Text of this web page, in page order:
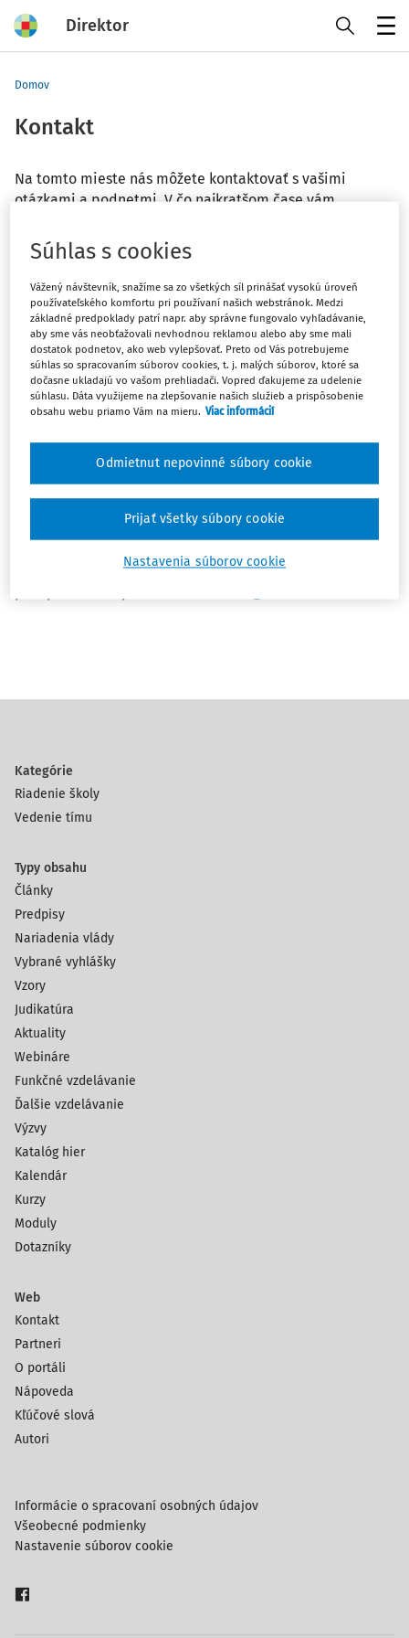
Direktor
Domov
Kontakt
Na tomto mieste nás môžete kontaktovať s vašimi
otázkami a podnetmi. V čo najkratšom čase vám
Wolters Kluwer SR s. r. o.
Mlynské nivy 48
821 09 Bratislava
Redakcia:direktor@wolterskluwer.sk
Máte otázku ohľadom predplatného/licencie,
prihlásiť?Napíšte nám na:online@wolterskluwer.sk
Bezplatný odpovedný servis poskytujeme
Kategórie
Riadenie školy
Vedenie tímu
Typy obsahu
Články
Predpisy
Nariadenia vlády
Vybrané vyhlášky
Vzory
Judikatúra
Aktuality
Webináre
Funkčné vzdelávanie
Ďalšie vzdelávanie
Výzvy
Katalóg hier
Kalendár
Kurzy
Moduly
Dotazníky
Web
Kontakt
Partneri
O portáli
Nápoveda
Kľúčové slová
Autori
Informácie o spracovaní osobných údajov
Všeobecné podmienky
Nastavenie súborov cookie
Súhlas s cookies
Vážený návštevník, snažíme sa zo všetkých síl prinášať vysokú úroveň
používateľského komfortu pri používaní našich webstránok. Medzi
základné predpoklady patrí napr. aby správne fungovalo vyhľadávanie,
aby sme vás neobťažovali nevhodnou reklamou alebo aby sme mali
dostatok podnetov, ako web vylepšovať. Preto od Vás potrebujeme
súhlas so spracovaním súborov cookies, t. j. malých súborov, ktoré sa
dočasne ukladajú vo vašom prehliadači. Vopred ďakujeme za udelenie
súhlasu. Dáta využijeme na zlepšovanie našich služieb a prispôsobenie
obsahu webu priamo Vám na mieru. Viac informácií
Nastavenia súborov cookie
Odmietnut nepovinné súbory cookie
Prijať všetky súbory cookie